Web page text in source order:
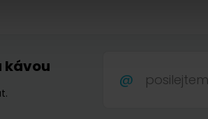
kávou